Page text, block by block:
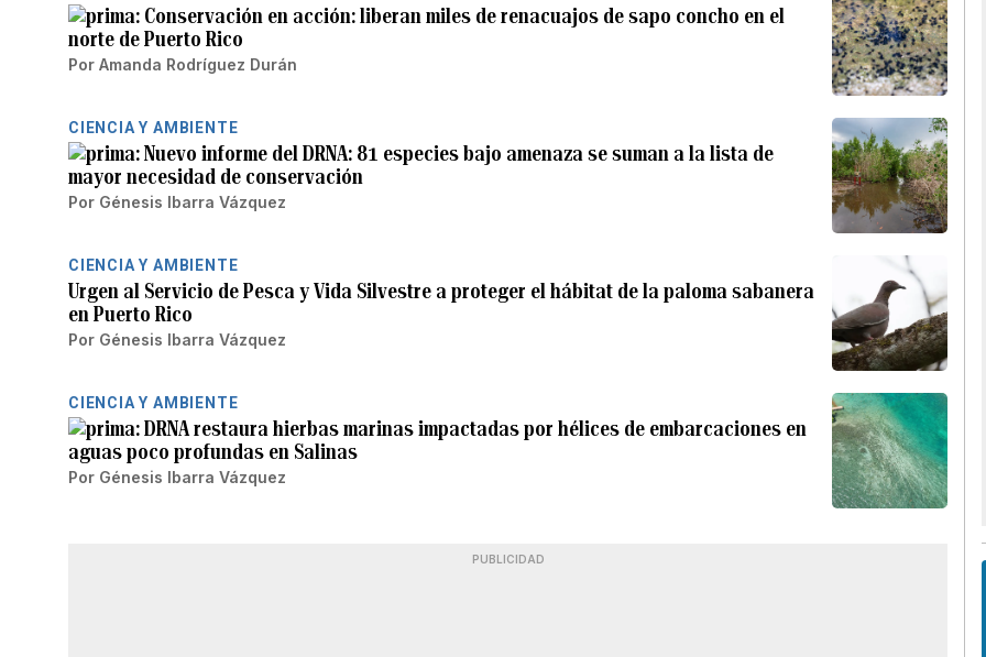
Conservación en acción: liberan miles de renacuajos de sapo concho en el
norte de Puerto Rico
Por Amanda Rodríguez Durán
CIENCIA Y AMBIENTE
Nuevo informe del DRNA: 81 especies bajo amenaza se suman a la lista de
mayor necesidad de conservación
Por Génesis Ibarra Vázquez
CIENCIA Y AMBIENTE
Urgen al Servicio de Pesca y Vida Silvestre a proteger el hábitat de la paloma sabanera
en Puerto Rico
Por Génesis Ibarra Vázquez
CIENCIA Y AMBIENTE
DRNA restaura hierbas marinas impactadas por hélices de embarcaciones en
aguas poco profundas en Salinas
Por Génesis Ibarra Vázquez
PUBLICIDAD